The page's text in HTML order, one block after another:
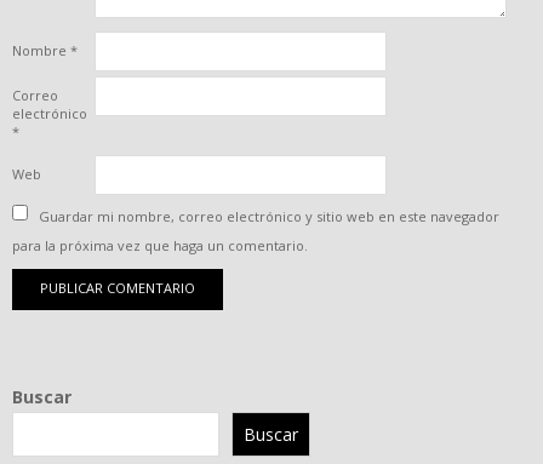
Nombre *
Correo
electrónico
*
Web
Guardar mi nombre, correo electrónico y sitio web en este navegador
para la próxima vez que haga un comentario.
Buscar
Buscar